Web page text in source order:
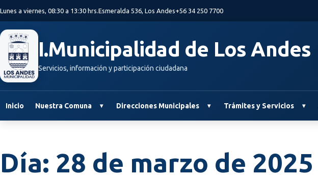
Lunes a viernes, 08:30 a 13:30 hrs.Esmeralda 536, Los Andes+56 34 250 7700
I.Municipalidad de Los Andes
Servicios, información y participación ciudadana
Inicio Nuestra Comuna Direcciones Municipales Trámites y Servicios
Día: 28 de marzo de 2025